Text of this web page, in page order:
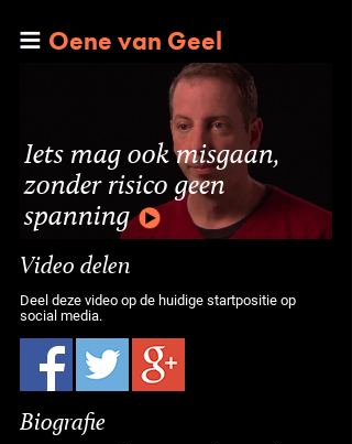
Oene van Geel
Iets mag ook misgaan,
zonder risico geen
spanning
Video delen
Deel deze video op de huidige startpositie op
social media.
Biografie